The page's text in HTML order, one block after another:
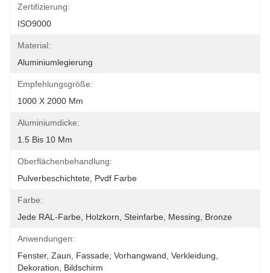
Zertifizierung:
ISO9000
Material:
Aluminiumlegierung
Empfehlungsgröße:
1000 X 2000 Mm
Aluminiumdicke:
1.5 Bis 10 Mm
Oberflächenbehandlung:
Pulverbeschichtete, Pvdf Farbe
Farbe:
Jede RAL-Farbe, Holzkorn, Steinfarbe, Messing, Bronze
Anwendungen:
Fenster, Zaun, Fassade, Vorhangwand, Verkleidung,
Dekoration, Bildschirm